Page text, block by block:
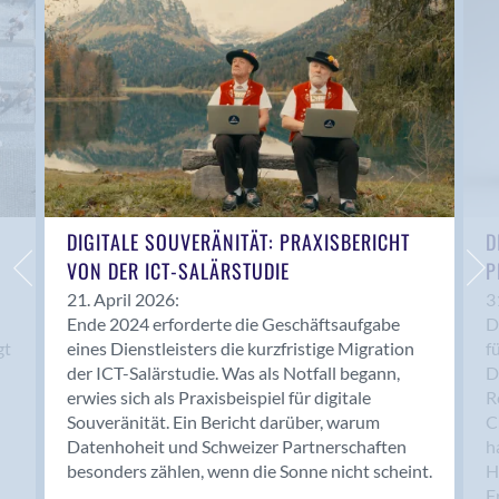
Anwil
Appenzell
Au SG
Baar
Baden
Balsthal
Balzers
Basel
Bassersdorf
Belp
Bendern
Benken (SG)
Bergdietikon
Berlin
Bern
Bern - Liebefeld
DIGITALE SOUVERÄNITÄT: PRAXISBERICHT
VON DER ICT-SALÄRSTUDIE
21. April 2026:
Ende 2024 erforderte die Geschäftsaufgabe
eines Dienstleisters die kurzfristige Migration
der ICT-Salärstudie. Was als Notfall begann,
erwies sich als Praxisbeispiel für digitale
Souveränität. Ein Bericht darüber, warum
Datenhoheit und Schweizer Partnerschaften
besonders zählen, wenn die Sonne nicht scheint.